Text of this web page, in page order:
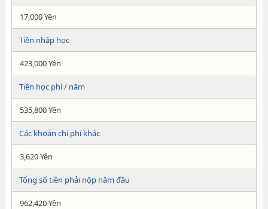
17,000 Yên
Tiền nhập học
423,000 Yên
Tiền học phí / năm
535,800 Yên
Các khoản chi phí khác
3,620 Yên
Tổng số tiền phải nộp năm đầu
962,420 Yên